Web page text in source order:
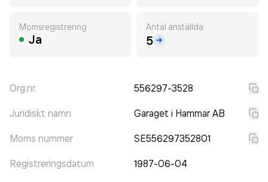
Momsregistrering
Ja
Antal anställda
5
Org.nr. 556297-3528
Juridiskt namn Garaget i Hammar AB
Moms nummer SE556297352801
Registreringsdatum 1987-06-04